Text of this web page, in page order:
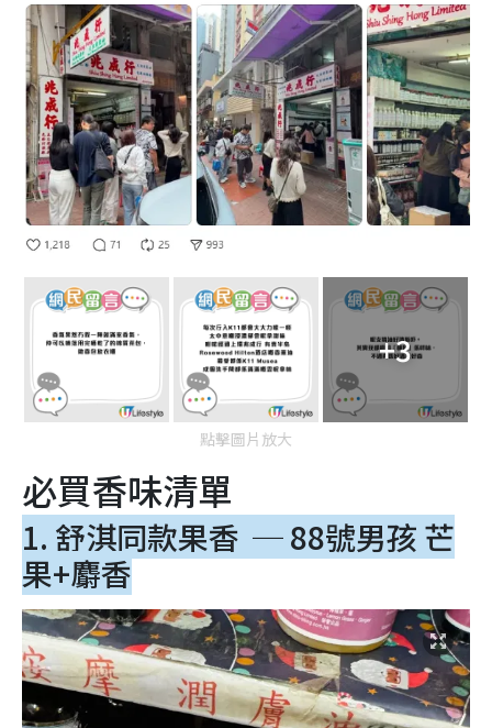
+3
點擊圖片放大
必買香味清單
1. 舒淇同款果香 ─ 88號男孩 芒
果+麝香